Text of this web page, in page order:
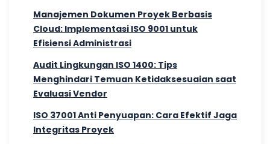
Manajemen Dokumen Proyek Berbasis
Cloud: Implementasi ISO 9001 untuk
Efisiensi Administrasi
Audit Lingkungan ISO 1400: Tips
Menghindari Temuan Ketidaksesuaian saat
Evaluasi Vendor
ISO 37001 Anti Penyuapan: Cara Efektif Jaga
Integritas Proyek